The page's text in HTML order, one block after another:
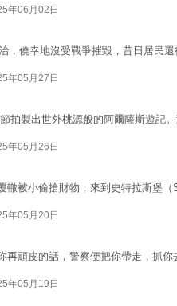
年06月02日
，僥幸地沒受戰爭摧毀，昔日居民
年05月27日
拍製出世外桃源般的阿爾薩斯遊記
年05月26日
被小偷搶財物，來到史特拉斯堡（
年05月20日
再頑皮的話，警察便把你帶走，抓
年05月19日